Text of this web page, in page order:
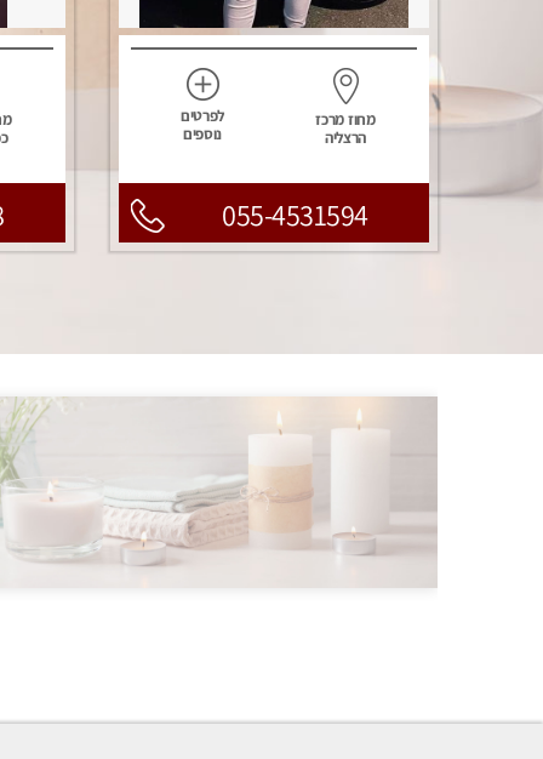
מחוז מרכז
הרצליה
לפרטים
נוספים
055-4531594